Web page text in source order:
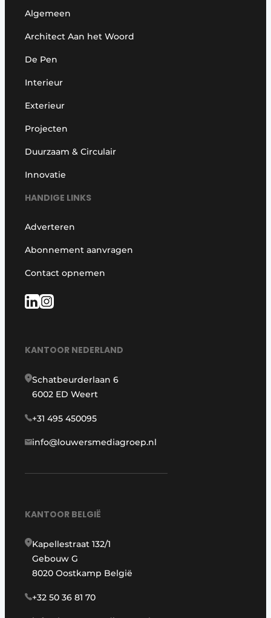
Algemeen
Architect Aan het Woord
De Pen
Interieur
Exterieur
Projecten
Duurzaam & Circulair
Innovatie
HANDIGE LINKS
Adverteren
Abonnement aanvragen
Contact opnemen
KANTOOR NEDERLAND
Schatbeurderlaan 6
6002 ED Weert
+31 495 450095
info@louwersmediagroep.nl
KANTOOR BELGIË
Kapellestraat 132/1
Gebouw G
8020 Oostkamp België
+32 50 36 81 70